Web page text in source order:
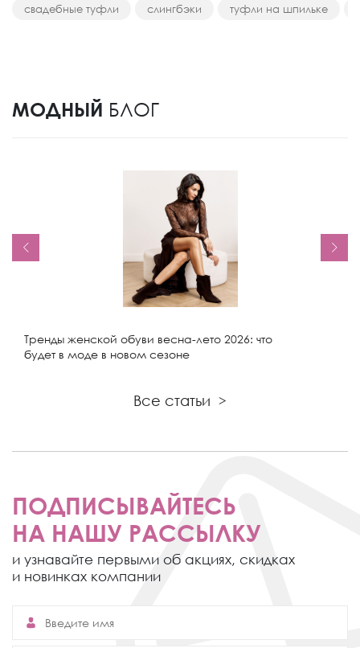
свадебные туфли слингбэки туфли на шпильке
МОДНЫЙ БЛОГ
Тренды женской обуви весна-лето 2026: что
будет в моде в новом сезоне
Все статьи >
ПОДПИСЫВАЙТЕСЬ
НА НАШУ РАССЫЛКУ
и узнавайте первыми об акциях, скидках
и новинках компании